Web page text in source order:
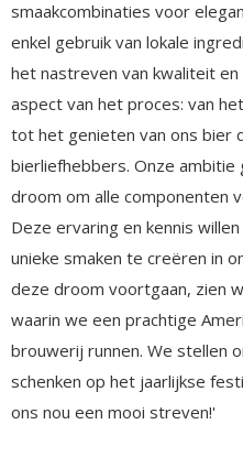
smaakcombinaties voor
enkel gebruik van lokale
het nastreven van kwaliteit
aspect van het proces: van
tot het genieten van ons bier
bierliefhebbers. Onze
droom om alle componenten
Deze ervaring en kennis
unieke smaken te creëren in
deze droom voortgaan, zien
waarin we een prachtige
brouwerij runnen. We stellen
schenken op het jaarlijkse
ons nou een mooi streven!'